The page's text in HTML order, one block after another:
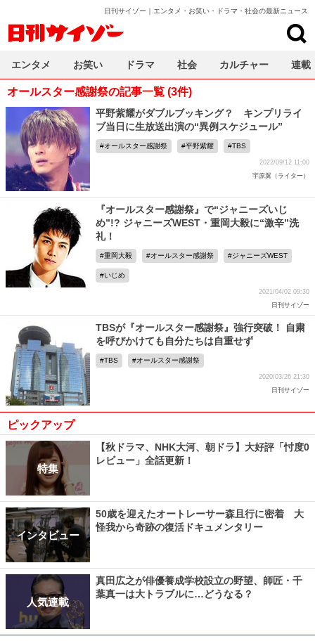
日刊サイゾー｜エンタメ・お笑い・ドラマ・社会の最新ニュース
オールスター感謝祭の記事一覧 (3件)
平野紫耀がダブルブッキング？ キンプリライ
ブ当日に生放送出演の“異例スケジュール”
オールスター感謝祭 平野紫耀 TBS
2022/09/12 11:00
宇原翼（ライター）
『オールスター感謝祭』で“ジャニーズいじ
め”!? ジャニーズWEST・重岡大毅に“激辛”洗
礼！
重岡大毅 オールスター感謝祭 ジャニーズWEST
いじめ
2021/04/02 09:30
日刊サイゾー
TBSが『オールスター感謝祭』強行突破！ 自粛
を呼びかけても自分たちは自重せず
TBS オールスター感謝祭
2020/03/26 21:30
日刊サイゾー
ピックアップ
特集
【秋ドラマ、NHK大河、朝ドラ】大好評「忖度0
レビュー」全話更新！
インタビュー
50歳を迎えたオートレーサー森且行に密着 大
怪我から奇跡の復活ドキュメンタリー
人気連載
真田広之が俳優養成学校設立の野望、師匠・千
葉真一は大トラブルに…どうなる？
エンタメ お笑い ドラマ 社会 カルチャー 連載